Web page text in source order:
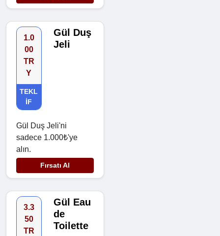
1.0
00
TR
Y
TEKL
IF
Gül Duş
Jeli
Gül Duş Jeli'ni
sadece 1.000₺'ye
alın.
Fırsatı Al
3.3
50
TR
Gül Eau
de
Toilette